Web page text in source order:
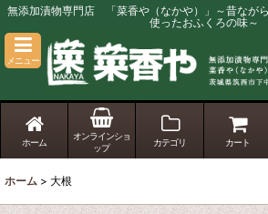
無添加漬物専門店 「菜香や（なかや）」～昔なが
使ったおふくろの味～
メニュー
ホーム
オンラインショ
ップ
カテゴリ カート
ホーム > 大根